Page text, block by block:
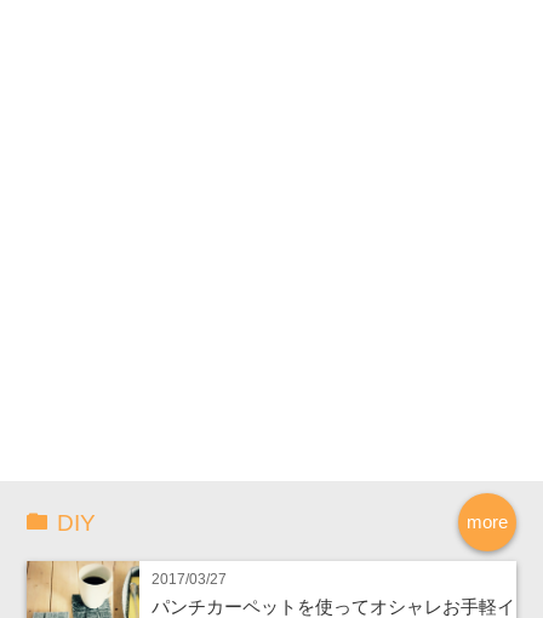
more
DIY
2017/03/27
パンチカーペットを使ってオシャレお手軽イ